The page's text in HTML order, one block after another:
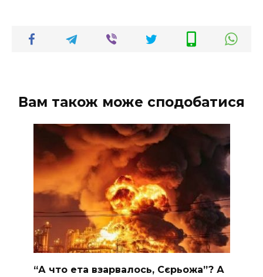
Вам також може сподобатися
“А что ета взаpвалось, Сєрьожа”? А